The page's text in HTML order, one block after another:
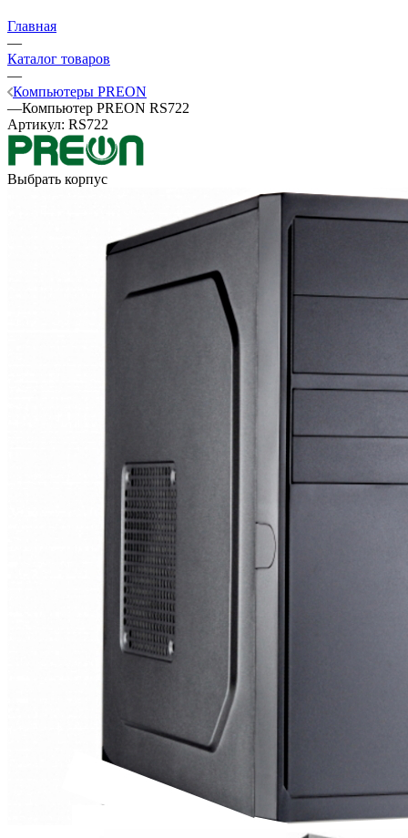
Главная
—
Каталог товаров
—
Компьютеры PREON
—Компьютер PREON RS722
Артикул: RS722
Выбрать корпус